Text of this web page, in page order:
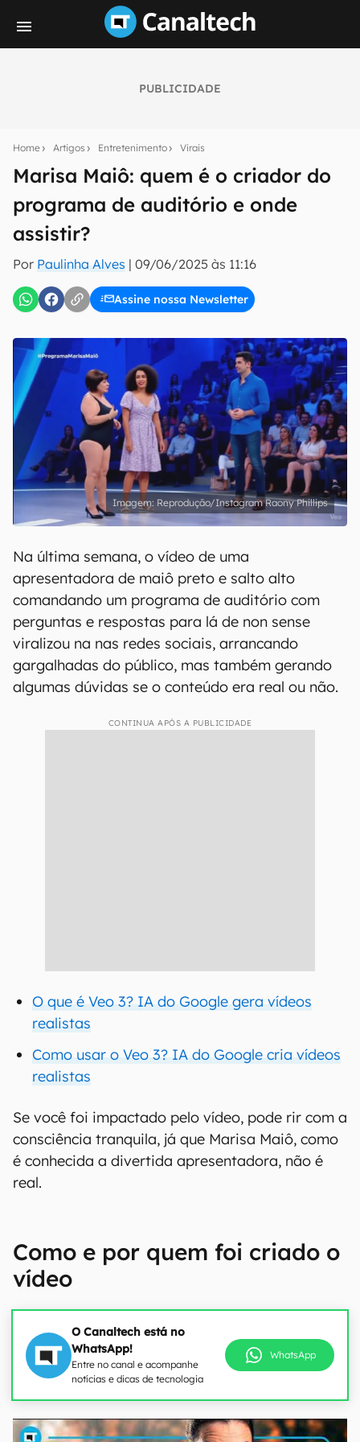
PUBLICIDADE
Home Artigos Entretenimento Virais
Marisa Maiô: quem é o criador do
programa de auditório e onde
assistir?
Por Paulinha Alves | 09/06/2025 às 11:16
Assine nossa Newsletter
notícias e reviews sobre tecnologia em primeira
mão.
E-mail
inscreva-se
Uso e Política de Privacidade do Canaltech.
Reprodução/Instagram Raony Phillips
Na última semana, o vídeo de uma
apresentadora de maiô preto e salto alto
comandando um programa de auditório com
perguntas e respostas para lá de non sense
viralizou na nas redes sociais, arrancando
gargalhadas do público, mas também gerando
algumas dúvidas se o conteúdo era real ou não.
CONTINUA APÓS A PUBLICIDADE
O que é Veo 3? IA do Google gera vídeos
realistas
Como usar o Veo 3? IA do Google cria vídeos
realistas
Se você foi impactado pelo vídeo, pode rir com a
consciência tranquila, já que Marisa Maiô, como
é conhecida a divertida apresentadora, não é
real.
Como e por quem foi criado o
vídeo
O Canaltech está no
WhatsApp!
Entre no canal e acompanhe
notícias e dicas de tecnologia
WhatsApp